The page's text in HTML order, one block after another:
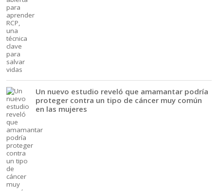
Un nuevo estudio reveló que amamantar podría
proteger contra un tipo de cáncer muy común
en las mujeres